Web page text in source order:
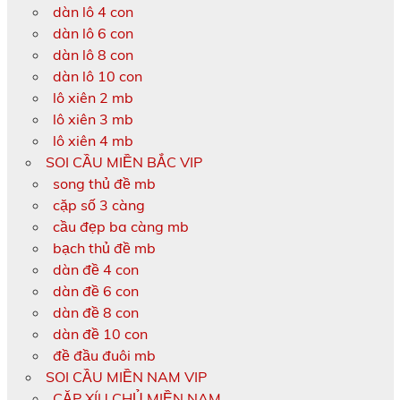
dàn lô 4 con
dàn lô 6 con
dàn lô 8 con
dàn lô 10 con
lô xiên 2 mb
lô xiên 3 mb
lô xiên 4 mb
SOI CẦU MIỀN BẮC VIP
song thủ đề mb
cặp số 3 càng
cầu đẹp ba càng mb
bạch thủ đề mb
dàn đề 4 con
dàn đề 6 con
dàn đề 8 con
dàn đề 10 con
đề đầu đuôi mb
SOI CẦU MIỀN NAM VIP